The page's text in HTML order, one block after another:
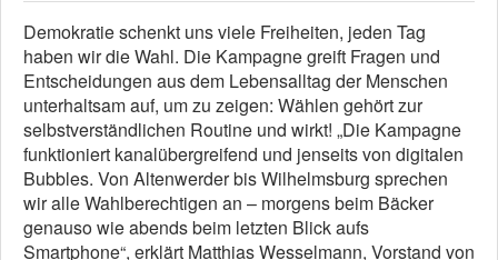
Demokratie schenkt uns viele Freiheiten, jeden Tag
haben wir die Wahl. Die Kampagne greift Fragen und
Entscheidungen aus dem Lebensalltag der Menschen
unterhaltsam auf, um zu zeigen: Wählen gehört zur
selbstverständlichen Routine und wirkt! „Die Kampagne
funktioniert kanalübergreifend und jenseits von digitalen
Bubbles. Von Altenwerder bis Wilhelmsburg sprechen
wir alle Wahlberechtigen an – morgens beim Bäcker
genauso wie abends beim letzten Blick aufs
Smartphone“, erklärt Matthias Wesselmann, Vorstand von